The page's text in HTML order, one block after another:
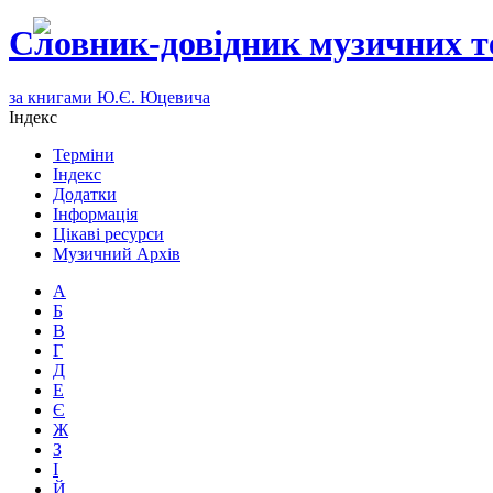
Словник-довідник музичних
за книгами Ю.Є. Юцевича
Індекс
Терміни
Індекс
Додатки
Інформація
Цікаві ресурси
Музичний Архів
А
Б
В
Г
Д
Е
Є
Ж
З
І
Й